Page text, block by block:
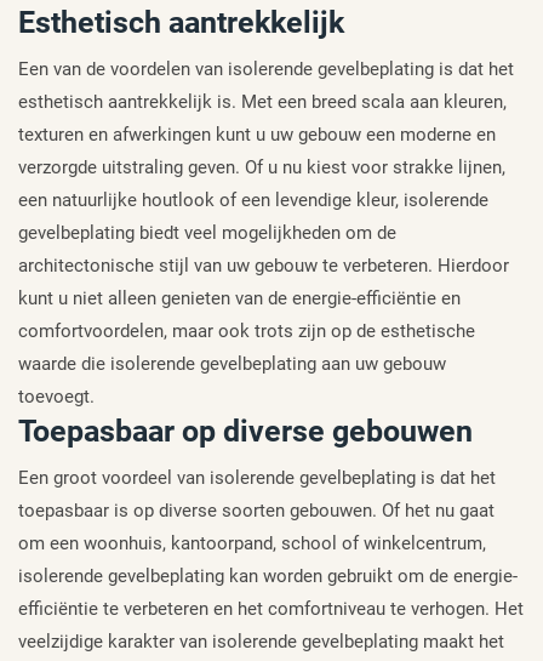
Esthetisch aantrekkelijk
Een van de voordelen van isolerende gevelbeplating is dat het
esthetisch aantrekkelijk is. Met een breed scala aan kleuren,
texturen en afwerkingen kunt u uw gebouw een moderne en
verzorgde uitstraling geven. Of u nu kiest voor strakke lijnen,
een natuurlijke houtlook of een levendige kleur, isolerende
gevelbeplating biedt veel mogelijkheden om de
architectonische stijl van uw gebouw te verbeteren. Hierdoor
kunt u niet alleen genieten van de energie-efficiëntie en
comfortvoordelen, maar ook trots zijn op de esthetische
waarde die isolerende gevelbeplating aan uw gebouw
toevoegt.
Toepasbaar op diverse gebouwen
Een groot voordeel van isolerende gevelbeplating is dat het
toepasbaar is op diverse soorten gebouwen. Of het nu gaat
om een woonhuis, kantoorpand, school of winkelcentrum,
isolerende gevelbeplating kan worden gebruikt om de energie-
efficiëntie te verbeteren en het comfortniveau te verhogen. Het
veelzijdige karakter van isolerende gevelbeplating maakt het